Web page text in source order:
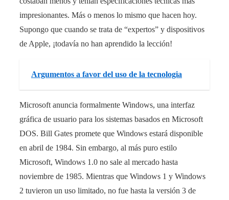
impresionantes. Más o menos lo mismo que hacen hoy.
Supongo que cuando se trata de “expertos” y dispositivos
de Apple, ¡todavía no han aprendido la lección!
Argumentos a favor del uso de la tecnologia
Microsoft anuncia formalmente Windows, una interfaz
gráfica de usuario para los sistemas basados en Microsoft
DOS. Bill Gates promete que Windows estará disponible
en abril de 1984. Sin embargo, al más puro estilo
Microsoft, Windows 1.0 no sale al mercado hasta
noviembre de 1985. Mientras que Windows 1 y Windows
2 tuvieron un uso limitado, no fue hasta la versión 3 de